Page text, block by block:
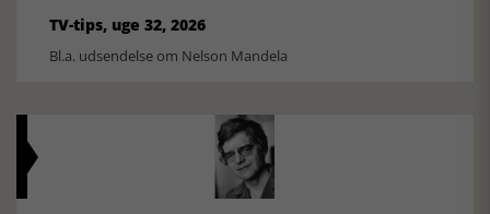
TV-tips, uge 32, 2026
Bl.a. udsendelse om Nelson Mandela